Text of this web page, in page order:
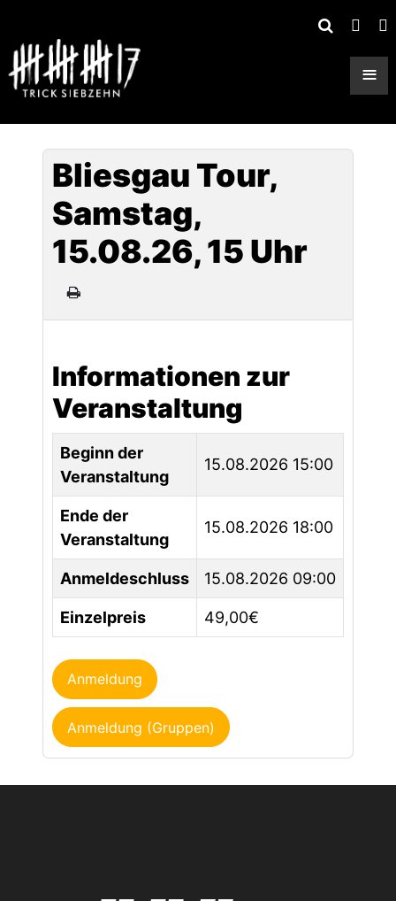
≡
Bliesgau Tour,
Samstag,
15.08.26, 15 Uhr
Informationen zur
Veranstaltung
Beginn der
Veranstaltung
15.08.2026 15:00
Ende der
Veranstaltung
15.08.2026 18:00
Anmeldeschluss 15.08.2026 09:00
Einzelpreis 49,00€
Anmeldung
Anmeldung (Gruppen)